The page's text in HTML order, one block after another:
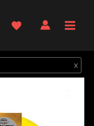
Menu
x